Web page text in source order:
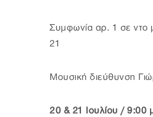
Συμφωνία αρ. 1 σε ντο
21
Μουσική διεύθυνση
20 & 21 Ιουλίου / 9:00